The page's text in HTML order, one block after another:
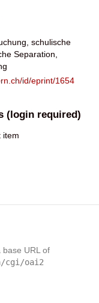
schulische
Separation,
id/eprint/1654
(login required)
item
URL of
cgi/oai2